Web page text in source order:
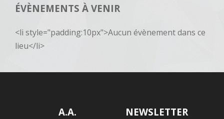
ÉVÈNEMENTS À VENIR
<li style="padding:10px">Aucun évènement dans ce
lieu</li>
A.A.
NEWSLETTER